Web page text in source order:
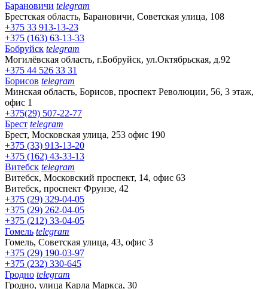
Барановичи telegram
Брестская область, Барановичи, Советская улица, 108
+375 33 913-13-23
+375 (163) 63-13-33
Бобруйск telegram
Могилёвская область, г.Бобруйск, ул.Октябрьская, д.92
+375 44 526 33 31
Борисов telegram
Минская область, Борисов, проспект Революции, 56, 3 этаж,
офис 1
+375(29) 507-22-77
Брест telegram
Брест, Московская улица, 253 офис 190
+375 (33) 913-13-20
+375 (162) 43-33-13
Витебск telegram
Витебск, Московский проспект, 14, офис 63
Витебск, проспект Фрунзе, 42
+375 (29) 329-04-05
+375 (29) 262-04-05
+375 (212) 33-04-05
Гомель telegram
Гомель, Советская улица, 43, офис 3
+375 (29) 190-03-97
+375 (232) 330-645
Гродно telegram
Гродно, улица Карла Маркса, 30